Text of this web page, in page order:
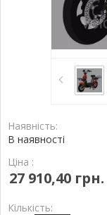
Наявність:
В наявності
Ціна :
27 910,40 грн.
Кількість: